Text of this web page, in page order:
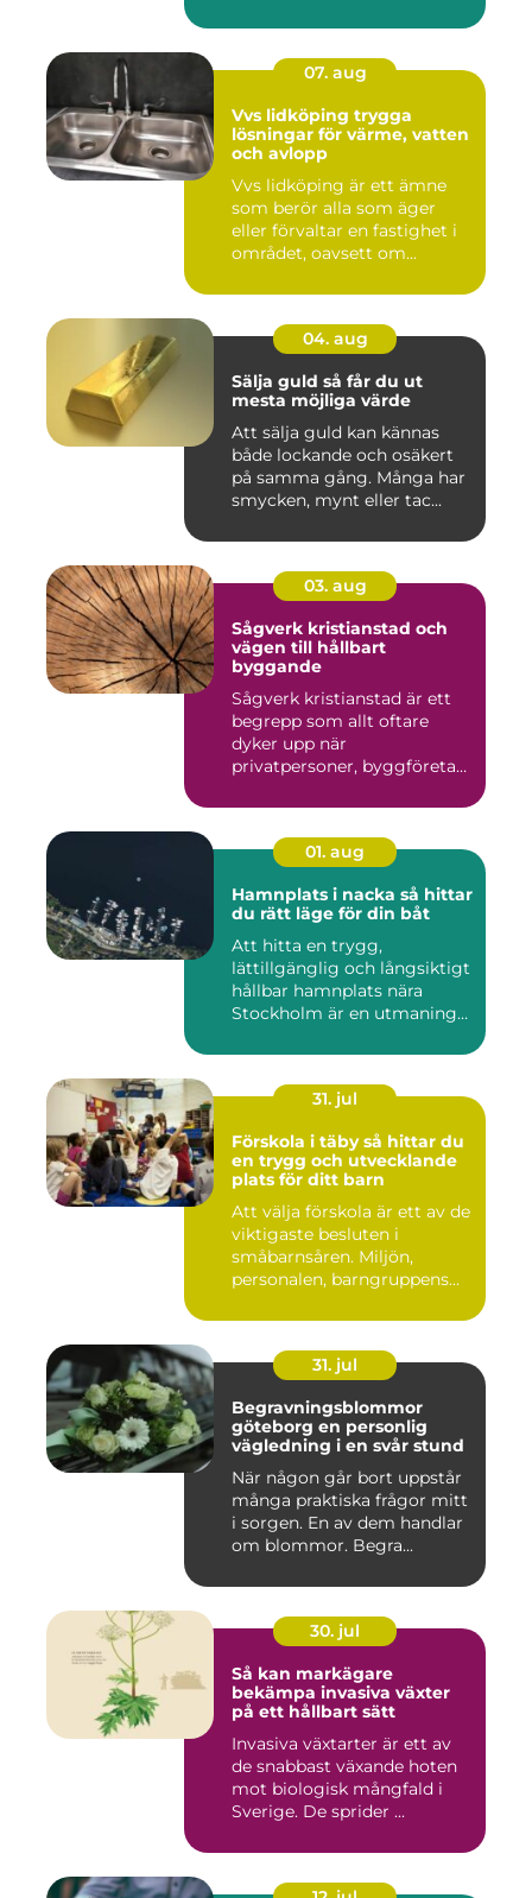
07. aug
Vvs lidköping trygga
lösningar för värme, vatten
och avlopp
Vvs lidköping är ett ämne
som berör alla som äger
eller förvaltar en fastighet i
området, oavsett om...
04. aug
Sälja guld så får du ut
mesta möjliga värde
Att sälja guld kan kännas
både lockande och osäkert
på samma gång. Många har
smycken, mynt eller tac...
03. aug
Sågverk kristianstad och
vägen till hållbart
byggande
Sågverk kristianstad är ett
begrepp som allt oftare
dyker upp när
privatpersoner, byggföretag
01. aug
Hamnplats i nacka så hittar
du rätt läge för din båt
Att hitta en trygg,
lättillgänglig och långsiktigt
hållbar hamnplats nära
Stockholm är en utmaning
31. jul
Förskola i täby så hittar du
en trygg och utvecklande
plats för ditt barn
Att välja förskola är ett av de
viktigaste besluten i
småbarnsåren. Miljön,
personalen, barngruppens...
31. jul
Begravningsblommor
göteborg en personlig
vägledning i en svår stund
När någon går bort uppstår
många praktiska frågor mitt
i sorgen. En av dem handlar
om blommor. Begra...
30. jul
Så kan markägare
bekämpa invasiva växter
på ett hållbart sätt
Invasiva växtarter är ett av
de snabbast växande hoten
mot biologisk mångfald i
Sverige. De sprider ...